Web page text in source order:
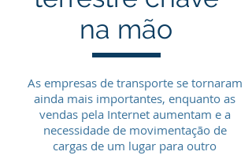
na mão
As empresas de transporte se tornaram
ainda mais importantes, enquanto as
vendas pela Internet aumentam e a
necessidade de movimentação de
cargas de um lugar para outro